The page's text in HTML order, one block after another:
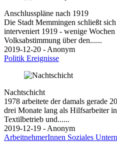
Anschlusspläne nach 1919
Die Stadt Memmingen schließt
interveniert 1919 - wenige
Volksabstimmung über den......
2019-12-20 - Anonym
Politik Ereignisse
Nachtschicht
1978 arbeitete der damals gerade
drei Monate lang als Hilfsarbeiter
Textilbetrieb und......
2019-12-19 - Anonym
ArbeitnehmerInnen Soziales